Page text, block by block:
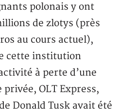
polonais y ont
de zlotys (près
au cours actuel),
cette institution
à perte d’une
OLT Express,
Donald Tusk avait été